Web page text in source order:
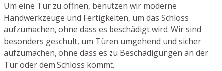
Um eine Tür zu öffnen, benutzen wir moderne
Handwerkzeuge und Fertigkeiten, um das Schloss
aufzumachen, ohne dass es beschädigt wird. Wir sind
besonders geschult, um Türen umgehend und sicher
aufzumachen, ohne dass es zu Beschädigungen an der
Tür oder dem Schloss kommt.